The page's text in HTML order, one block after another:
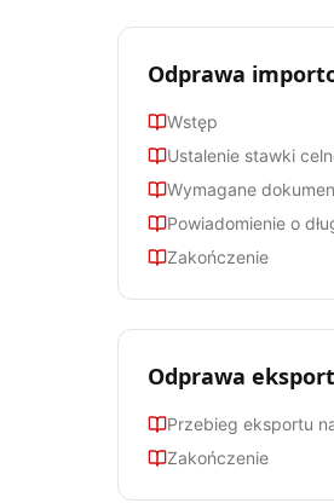
Odprawa
Wstęp
Ustalenie stawki
Wymagane
Powiadomienie o
Zakończenie
Odprawa
Przebieg eksportu
Zakończenie